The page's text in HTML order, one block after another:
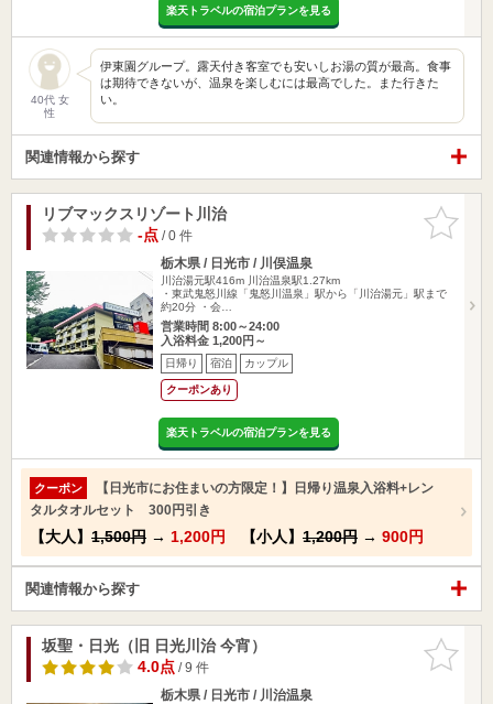
楽天トラベルの宿泊プランを見る
40代 女
性
伊東園グループ。露天付き客室でも安いしお湯の質が最高。食事
は期待できないが、温泉を楽しむには最高でした。また行きた
い。
関連情報から探す
お気に入
りに追加
リブマックスリゾート川治
-点/ 0 件
栃木県 / 日光市 / 川俣温泉
川治湯元駅416m
川治温泉駅1.27km
・東武鬼怒川線「鬼怒川温泉」駅から「川治湯元」駅まで
約20分 ・会…
営業時間 8:00～24:00
入浴料金 1,200円～
日帰り 宿泊 カップル
クーポンあり
楽天トラベルの宿泊プランを見る
クーポン
【日光市にお住まいの方限定！】日帰り温泉入浴料+レン
タルタオルセット 300円引き
【大人】 1,500円 → 1,200円 【小人】 1,200円 → 900円
関連情報から探す
お気に入
りに追加
坂聖・日光（旧 日光川治 今宵）
4.0点/ 9 件
栃木県 / 日光市 / 川治温泉